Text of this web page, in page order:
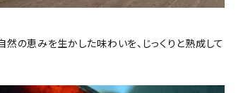
の恵みを生かした味わいを、じっくりと熟成して